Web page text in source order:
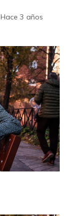
Hace 3 años